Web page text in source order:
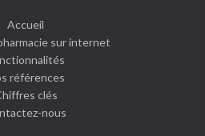
Accueil
sur internet
références
clés
nous